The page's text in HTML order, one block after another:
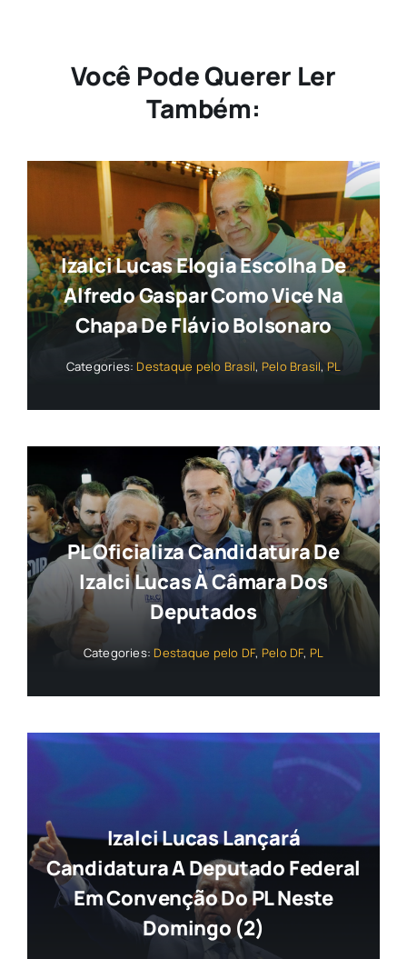
Você Pode Querer Ler
Também:
Izalci Lucas Elogia Escolha De
Alfredo Gaspar Como Vice Na
Chapa De Flávio Bolsonaro
Categories: Destaque pelo Brasil, Pelo Brasil, PL
PL Oficializa Candidatura De
Izalci Lucas À Câmara Dos
Deputados
Categories: Destaque pelo DF, Pelo DF, PL
Izalci Lucas Lançará
Candidatura A Deputado Federal
Em Convenção Do PL Neste
Domingo (2)